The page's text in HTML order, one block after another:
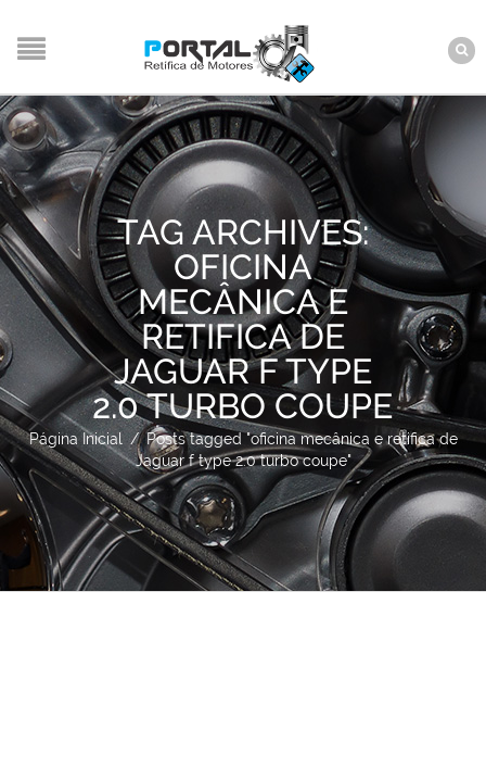
TAG ARCHIVES:
OFICINA
MECÂNICA E
RETIFICA DE
JAGUAR F TYPE
2.0 TURBO COUPE
Página Inicial / Posts tagged "oficina mecânica e retifica de
Jaguar f type 2.0 turbo coupe"